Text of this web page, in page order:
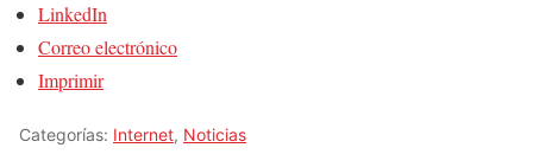
LinkedIn
Correo electrónico
Imprimir
Categorías: Internet, Noticias